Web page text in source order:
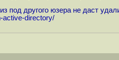
под другого юзера не даст
active-directory/